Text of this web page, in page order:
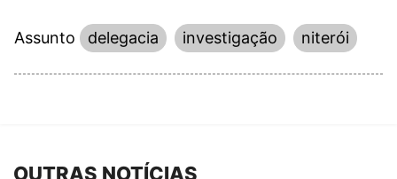
Assunto delegacia investigação niterói
OUTRAS NOTÍCIAS